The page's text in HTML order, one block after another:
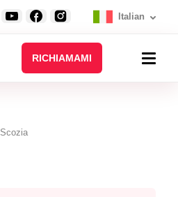
Italian
RICHIAMAMI
Scozia